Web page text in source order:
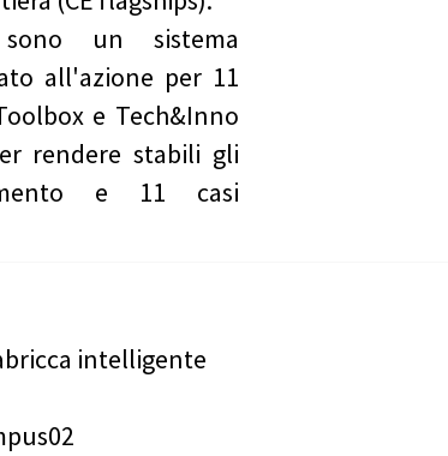
un sistema
all'azione per 11
e Tech&Inno
rendere stabili gli
e 11 casi
intelligente